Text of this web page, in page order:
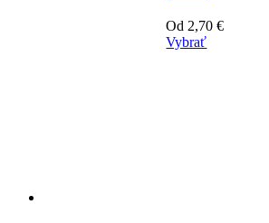
Od 2,70€
Vybrať